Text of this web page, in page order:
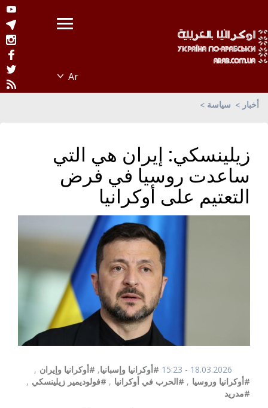
أخبار سياسة
زيلينسكي: إيران هي التي
ساعدت روسيا في فرض
التعتيم على أوكرانيا
18.03.2026 - 15:23 #أوكرانيا وإسبانيا, #أوكرانيا وإيران ,
#أوكرانيا وروسيا , #الحرب في أوكرانيا , #فولوديمير زيلينسكي ,
#مدريد